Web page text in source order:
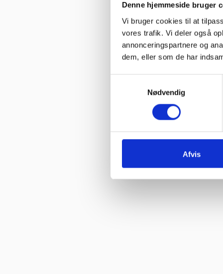
Denne hjemmeside bruger
Vi bruger cookies til at
vores trafik. Vi deler også
annonceringspartnere og
dem, eller som de har
Nødvendig
Afvis